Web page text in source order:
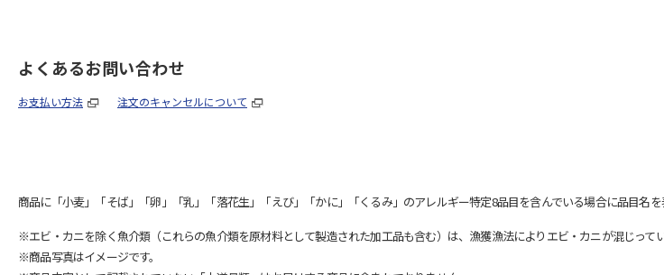
よくあるお問い合わせ
お支払い方法 注文のキャンセルについて
商品に「小麦」「そば」「卵」「乳」「落花生」「えび」「かに」「くるみ」のアレルギー特定8品目を含んでいる場合に品目名を
※エビ・カニを除く魚介類（これらの魚介類を原材料として製造された加工品も含む）は、漁獲漁法によりエビ・カニが混じっ
※商品写真はイメージです。